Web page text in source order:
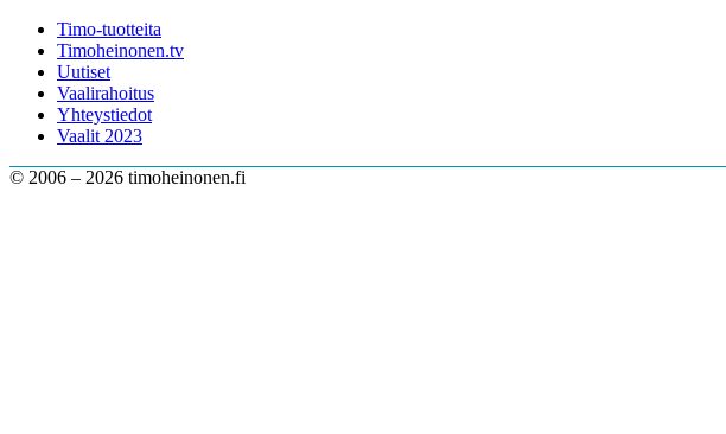
Timo-tuotteita
Timoheinonen.tv
Uutiset
Vaalirahoitus
Yhteystiedot
Vaalit 2023
© 2006 – 2026 timoheinonen.fi